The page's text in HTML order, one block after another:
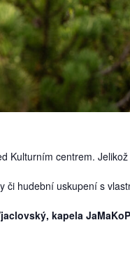
Kulturním centrem.
či hudební uskupení s
kapela